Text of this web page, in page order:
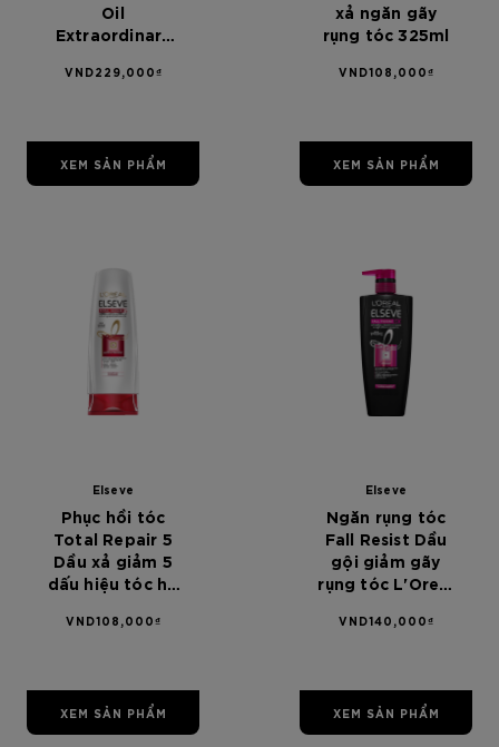
Oil
Extraordinary
ML)
VND229,000₫
XEM SẢN PHẨM
xả ngăn gãy
rụng tóc 325ml
VND108,000₫
XEM SẢN PHẨM
Elseve
Phục hồi tóc
Total Repair 5
Dầu xả giảm 5
dấu hiệu tóc hư
Paris Elseve
Conditioner
325ml
VND108,000₫
XEM SẢN PHẨM
Elseve
Ngăn rụng tóc
Fall Resist Dầu
gội giảm gãy
rụng tóc L'Oreal
Resist 3X Anti-
Scalp + Hair
650ml
VND140,000₫
XEM SẢN PHẨM